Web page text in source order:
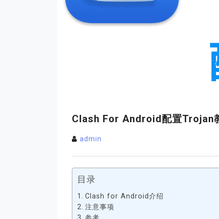
Clash For Android配置trojan
admin
目录
Clash for Android介绍
注意事项
参考